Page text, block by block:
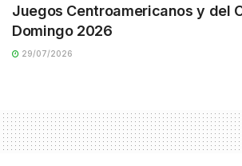
Juegos Centroamericanos y del
Domingo 2026
29/07/2026